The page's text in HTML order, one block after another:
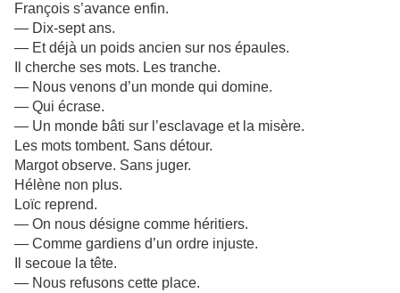
François s’avance enfin.
— Dix-sept ans.
— Et déjà un poids ancien sur nos épaules.
Il cherche ses mots. Les tranche.
— Nous venons d’un monde qui domine.
— Qui écrase.
— Un monde bâti sur l’esclavage et la misère.
Les mots tombent. Sans détour.
Margot observe. Sans juger.
Hélène non plus.
Loïc reprend.
— On nous désigne comme héritiers.
— Comme gardiens d’un ordre injuste.
Il secoue la tête.
— Nous refusons cette place.